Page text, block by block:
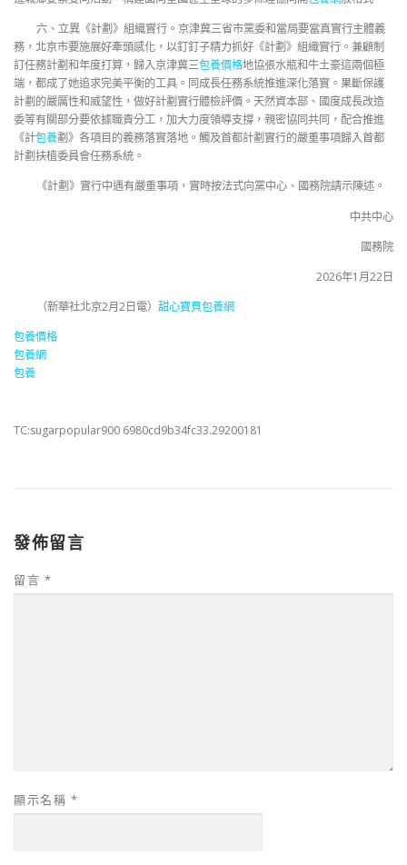
六、立異《計劃》組織實行。京津冀三省市黨委和當局要當真實行主體義
務，北京市要施展好牽頭感化，以釘釘子精力抓好《計劃》組織實行。兼顧制
訂任務計劃和年度打算，歸入京津冀三包養價格地協張水瓶和牛土豪這兩個極
端，都成了她追求完美平衡的工具。同成長任務系統推進深化落實。果斷保護
計劃的嚴厲性和威望性，做好計劃實行體檢評價。天然資本部、國度成長改造
委等有關部分要依據職責分工，加大力度領導支撐，親密協同共同，配合推進
《計包養劃》各項目的義務落實落地。觸及首都計劃實行的嚴重事項歸入首都
計劃扶植委員會任務系統。
《計劃》實行中遇有嚴重事項，實時按法式向黨中心、國務院請示陳述。
中共中心
國務院
2026年1月22日
（新華社北京2月2日電） 甜心寶貝包養網
包養價格
包養網
包養
TC:sugarpopular900 6980cd9b34fc33.29200181
發佈留言
留言 *
顯示名稱 *